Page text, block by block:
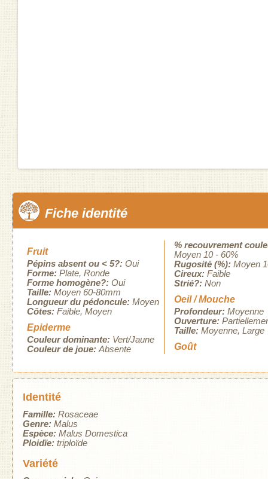
Fiche identité
Fruit
Pépins absent ou < 5?:Oui
Forme:Plate Ronde
Forme homogène?:Oui
Taille:Moyen 60-80mm
Longueur du pédoncule:Moyen
Côtes:Faible Moyen
Epiderme
Couleur dominante: Vert/Jaune
Couleur de joue:Absente
% recouvrement
Moyen 10 - 60%
Rugosité (%):Moyen
Cireux:Faible
Strié?:Non
Oeil / Mouche
Profondeur:Moyenne
Ouverture:
Taille:Moyenne Large
Goût
Identité
Famille: Rosaceae
Genre: Malus
Espèce: Malus Domestica
Ploidïe: triploïde
Variété